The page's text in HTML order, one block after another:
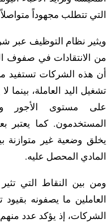
التي تتطلب مجهوداً
ويثير نظام التوظيف عبر
من الانتقادات في صفوف
أن هذه الشركات تستفيد
تشغيل اليد العاملة،
على مستوى الأجور
المستخدمون. كما يعتبر
يخلق وضعية غير متوازنة
المادي المحصل عليه.
ومن بين النقاط التي
العاملين ما يصفونه
الشركات، إذ يؤكد عدد